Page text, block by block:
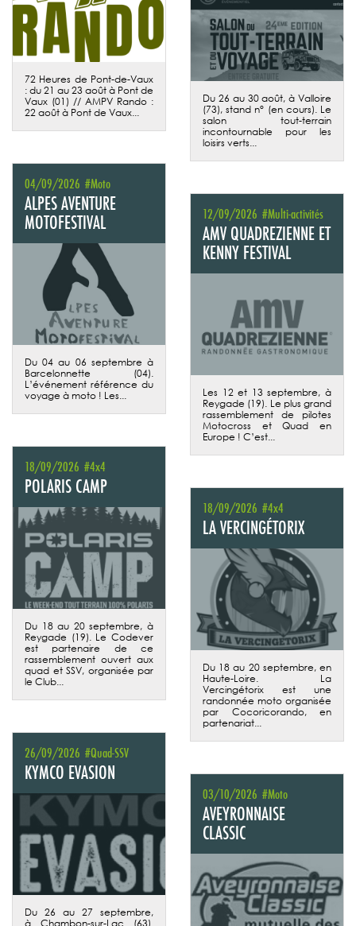
72 Heures de Pont-de-Vaux
: du 21 au 23 août à Pont de
Vaux (01) // AMPV Rando :
22 août à Pont de Vaux...
Du 26 au 30 août, à Valloire
(73), stand n° (en cours). Le
salon tout-terrain
incontournable pour les
loisirs verts...
04/09/2026 #Moto
ALPES AVENTURE
MOTOFESTIVAL
Du 04 au 06 septembre à
Barcelonnette (04).
L’événement référence du
voyage à moto ! Les...
12/09/2026 #Multi-activités
AMV QUADREZIENNE ET
KENNY FESTIVAL
Les 12 et 13 septembre, à
Reygade (19). Le plus grand
rassemblement de pilotes
Motocross et Quad en
Europe ! C’est...
18/09/2026 #4x4
POLARIS CAMP
Du 18 au 20 septembre, à
Reygade (19). Le Codever
est partenaire de ce
rassemblement ouvert aux
quad et SSV, organisée par
le Club...
18/09/2026 #4x4
LA VERCINGÉTORIX
Du 18 au 20 septembre, en
Haute-Loire. La
Vercingétorix est une
randonnée moto organisée
par Cocoricorando, en
partenariat...
26/09/2026 #Quad-SSV
KYMCO EVASION
Du 26 au 27 septembre,
à Chambon-sur-Lac (63).
03/10/2026 #Moto
AVEYRONNAISE
CLASSIC